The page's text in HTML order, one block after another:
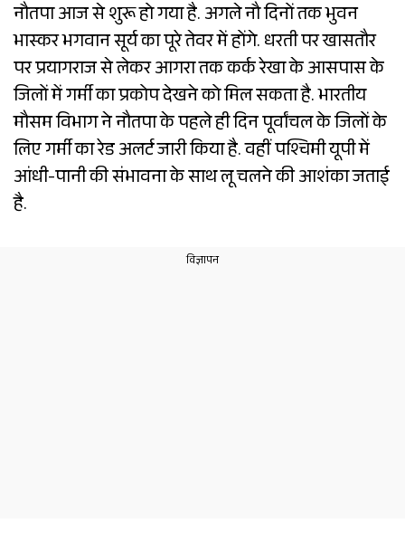
नौतपा आज से शुरू हो गया है. अगले नौ दिनों तक भुवन
भास्कर भगवान सूर्य का पूरे तेवर में होंगे. धरती पर खासतौर
पर प्रयागराज से लेकर आगरा तक कर्क रेखा के आसपास के
जिलों में गर्मी का प्रकोप देखने को मिल सकता है. भारतीय
मौसम विभाग ने नौतपा के पहले ही दिन पूर्वांचल के जिलों के
लिए गर्मी का रेड अलर्ट जारी किया है. वहीं पश्चिमी यूपी में
आंधी-पानी की संभावना के साथ लू चलने की आशंका जताई
है.